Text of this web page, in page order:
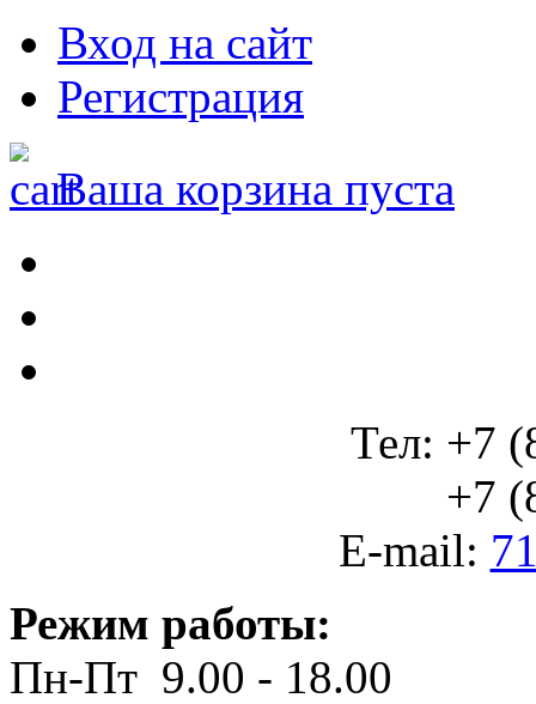
Вход на сайт
Регистрация
Ваша корзина пуста
Тел: +7
+7
E-mail:
Режим работы:
Пн-Пт 9.00 - 18.00